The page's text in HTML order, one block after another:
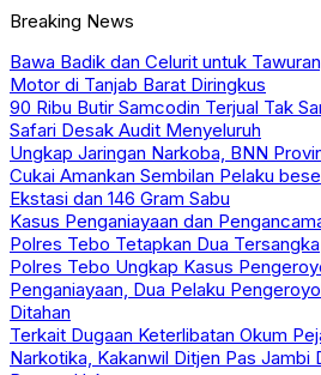
Breaking News
Bawa Badik dan Celurit untuk
Motor di Tanjab Barat Diringkus
90 Ribu Butir Samcodin Terjual Tak
Safari Desak Audit Menyeluruh
Ungkap Jaringan Narkoba, BNN
Cukai Amankan Sembilan Pelaku
Ekstasi dan 146 Gram Sabu
Kasus Penganiayaan dan
Polres Tebo Tetapkan Dua Tersangka
Polres Tebo Ungkap Kasus
Penganiayaan, Dua Pelaku
Ditahan
Terkait Dugaan Keterlibatan Okum
Narkotika, Kakanwil Ditjen Pas Jambi